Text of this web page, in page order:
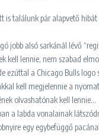
is találunk pár alapvető hibát
jobb alsó sarkánál lévő
kell lennie, nem szabad
ezúttal a Chicago Bulls logo
kell megjelennie a
olvashatónak kell lennie…
a labda vonalainak
egy egybefüggő